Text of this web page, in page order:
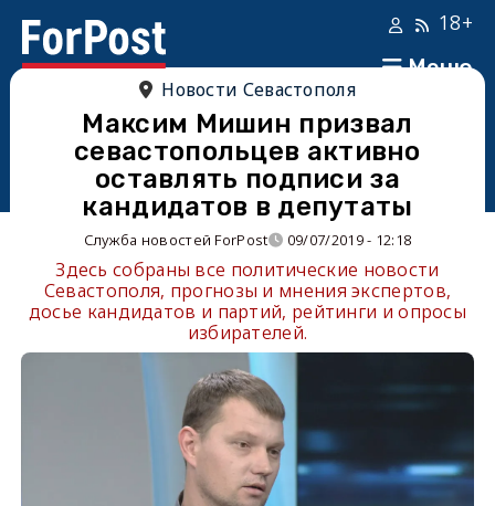
Меню
18+
Новости Севастополя
Максим Мишин призвал
севастопольцев активно
оставлять подписи за
кандидатов в депутаты
Служба новостей ForPost 09/07/2019 - 12:18
Здесь собраны все политические новости
Севастополя, прогнозы и мнения экспертов,
досье кандидатов и партий, рейтинги и опросы
избирателей.